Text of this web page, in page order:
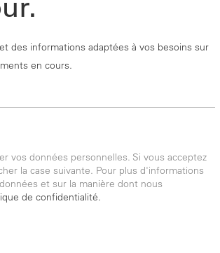
des informations adaptées à vos besoins sur
en cours.
vos données personnelles. Si vous acceptez
la case suivante. Pour plus d'informations
et sur la manière dont nous
de confidentialité.